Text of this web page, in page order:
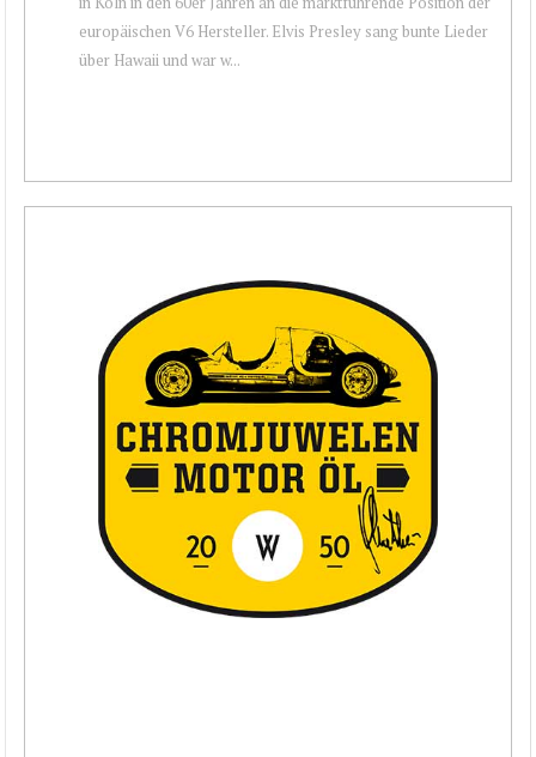
europäischen V6 Hersteller. Elvis Presley sang bunte Lieder
über Hawaii und war w...